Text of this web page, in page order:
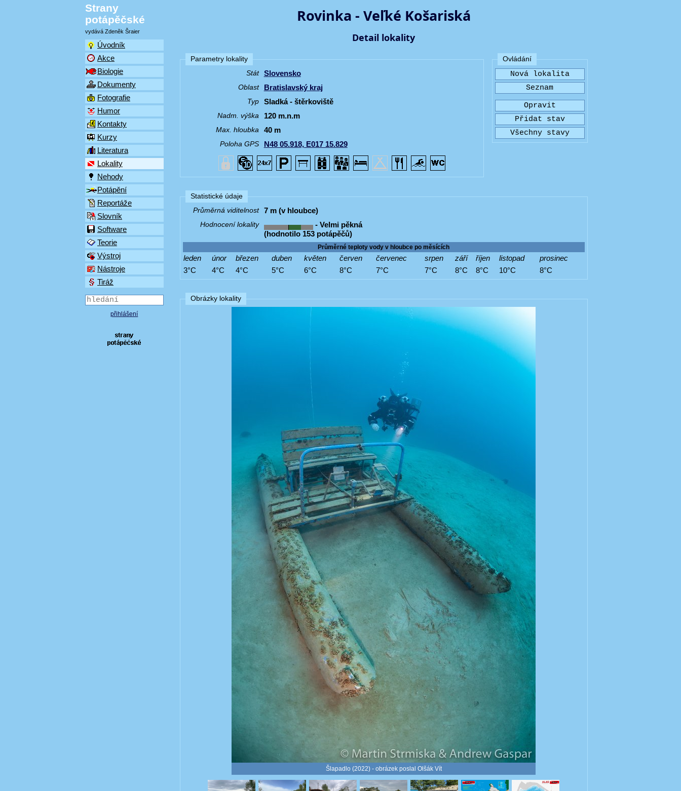
Strany
potápěčské
vydává Zdeněk Šraier
Úvodník
Akce
Biologie
Dokumenty
Fotografie
Humor
Kontakty
Kurzy
Literatura
Lokality
Nehody
Potápění
Reportáže
Slovník
Software
Teorie
Výstroj
Nástroje
Tiráž
přihlášení
Rovinka - Veľké Košariská
Detail lokality
Ovládání
Parametry lokality
Stát
Slovensko
Oblast Bratislavský kraj
Typ Sladká - štěrkoviště
Nadm. výška 120 m.n.m
Max. hloubka 40 m
Poloha GPS N48 05.918, E017 15.829
Statistické údaje
Průměrná viditelnost
7 m (v hloubce)
Hodnocení lokality
- Velmi pěkná
(hodnotilo 153 potápěčů)
Průměrné teploty vody v hloubce po měsících
leden únor březen duben květen červen červenec srpen září říjen listopad
prosinec
3°C
4°C 4°C 5°C 6°C 8°C 7°C 7°C 8°C 8°C 10°C 8°C
Obrázky lokality
Šlapadlo (2022) - obrázek poslal Olšák Vít